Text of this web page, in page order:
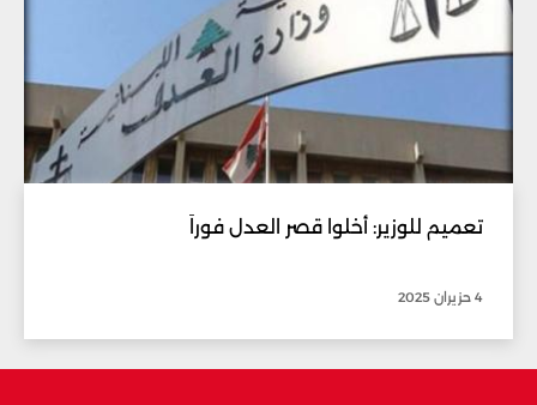
تعميم للوزير: أخلوا قصر العدل فوراً
4 حزيران 2025